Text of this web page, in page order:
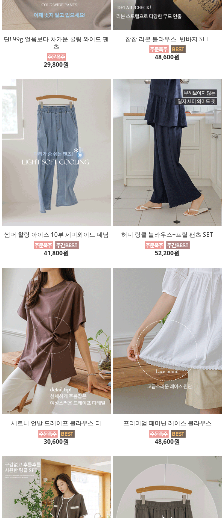
단! 99g 얼음보다 차가운 쿨링 와이드 팬
츠
29,800원
찹찹 리본 블라우스+반바지 SET
48,600원
썸머 찰랑 아이스 10부 세미와이드 데님
41,800원
허니 링클 블라우스+프릴 팬츠 SET
52,200원
세르니 언발 드레이프 블라우스 티
30,600원
프리미엄 페미닌 레이스 블라우스
48,600원